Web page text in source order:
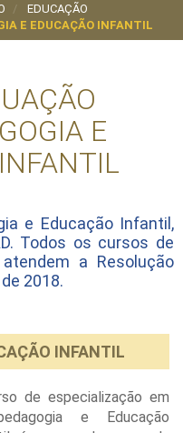
EDUCAÇÃO
E EDUCAÇÃO INFANTIL
E
e Educação Infantil,
Todos os cursos de
a Resolução
2018.
INFANTIL
de especialização em
e Educação